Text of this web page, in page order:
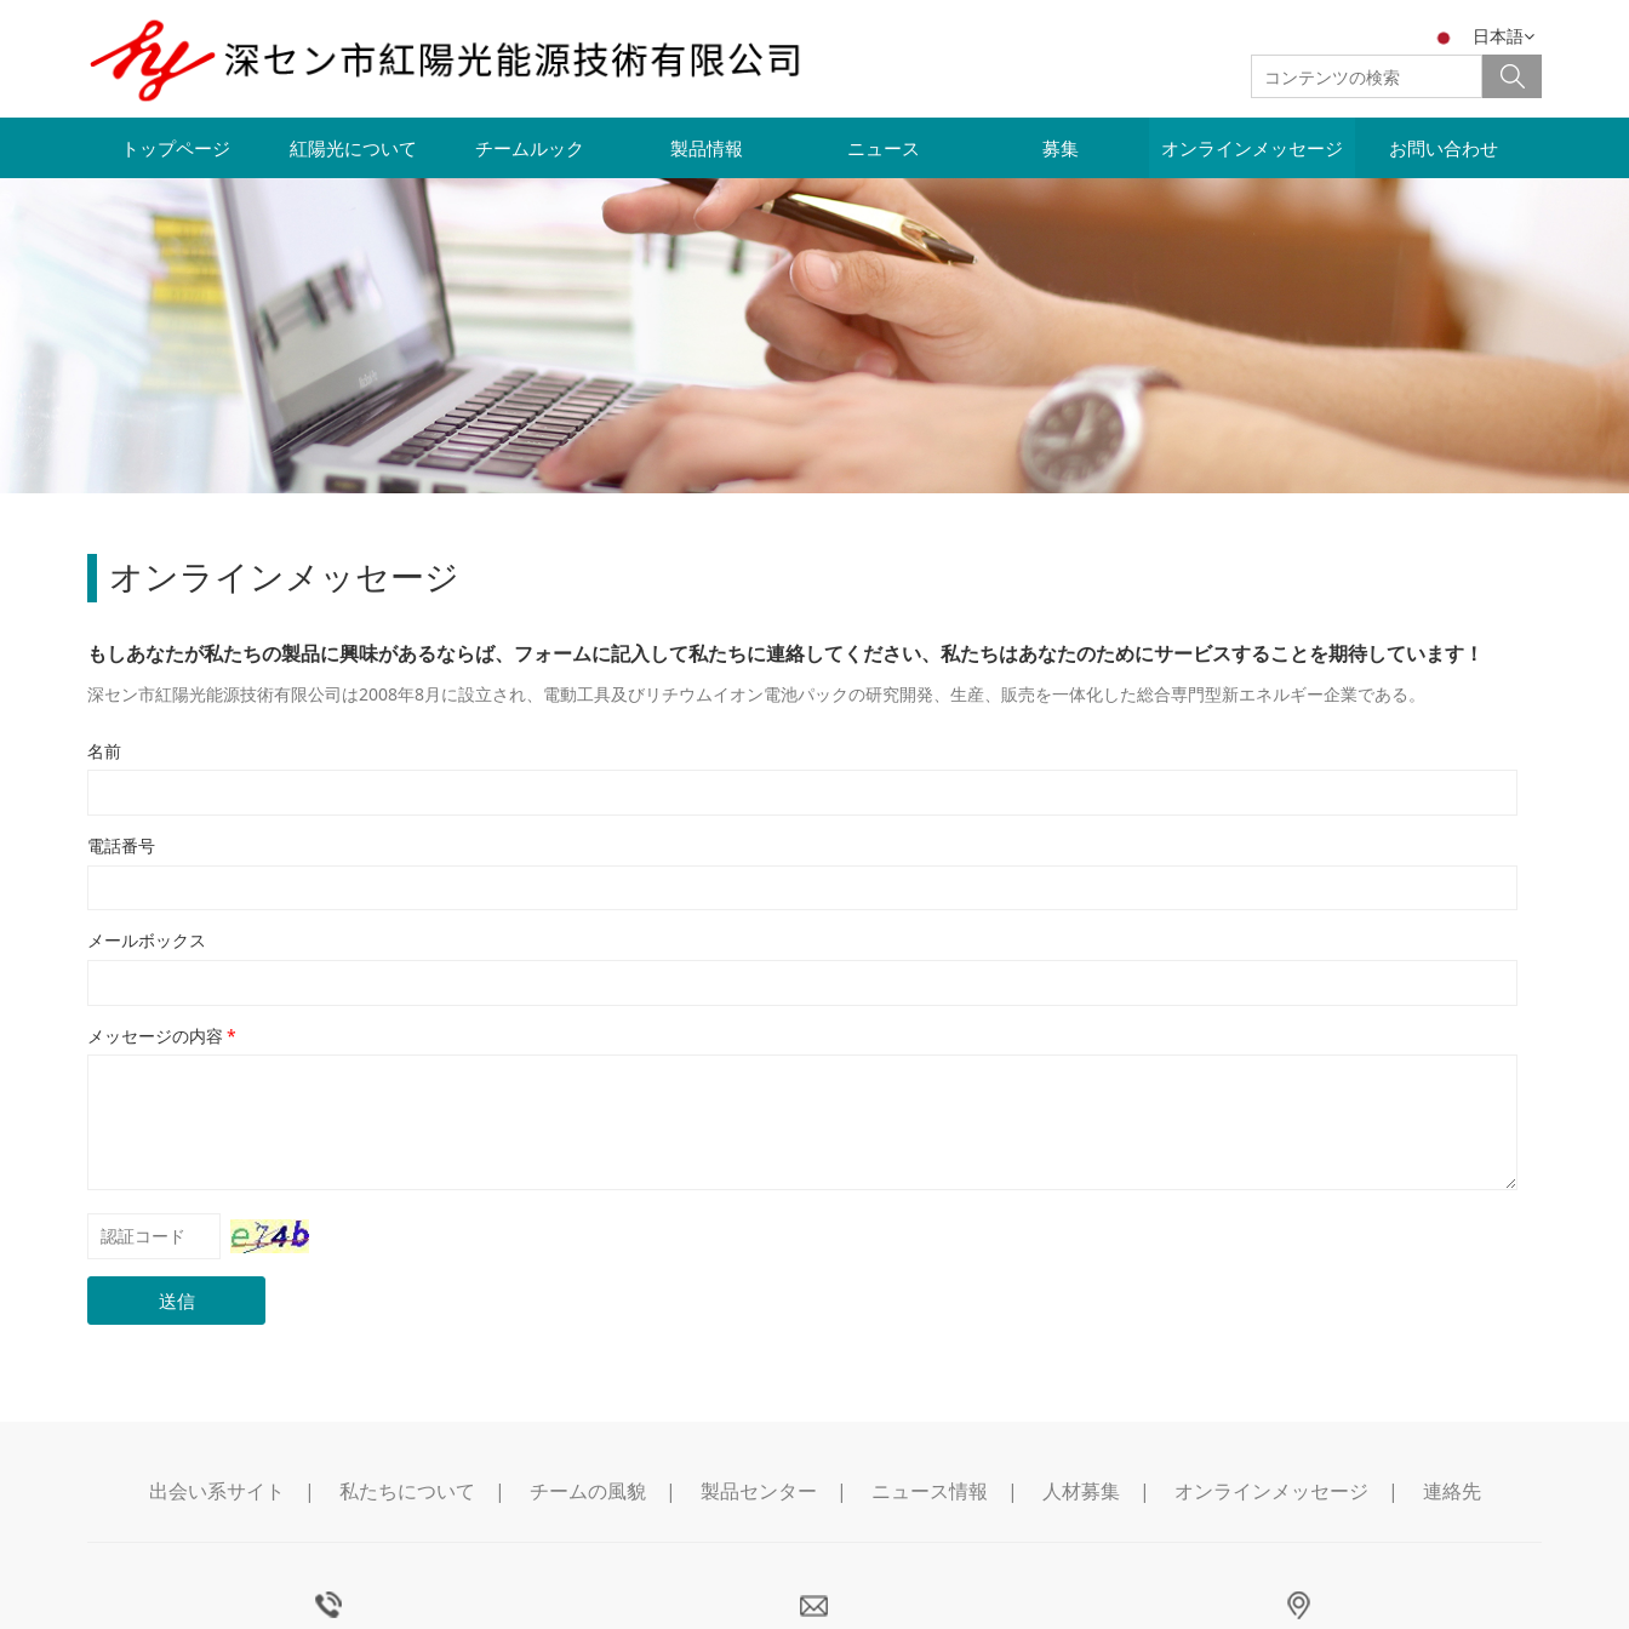
日本語
トップページ 紅陽光について チームルック 製品情報 ニュース 募集 オンラインメッセージ お問い合わせ
オンラインメッセージ
もしあなたが私たちの製品に興味があるならば、フォームに記入して私たちに連絡してください、私たちはあなたのためにサービスすることを期待しています！
深セン市紅陽光能源技術有限公司は2008年8月に設立され、電動工具及びリチウムイオン電池パックの研究開発、生産、販売を一体化した総合専門型新エネルギー企業である。
名前
電話番号
メールボックス
メッセージの内容 *
送信
出会い系サイト | 私たちについて | チームの風貌| 製品センター | ニュース情報 | 人材募集| オンラインメッセージ | 連絡先